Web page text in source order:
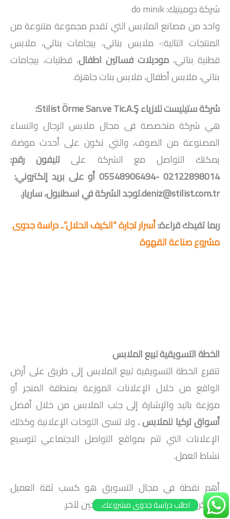
شركة دومينيك: do minik
واحد من مصانع الملابس التي تقدم مجموعة متنوعة من
المنتجات التالية:- ملابس بناتي، بيجامات بناتي، ملابس
قطنية بناتي، موديلات فساتين اطفال، قطنيات، بيجامات
بناتي، ملابس أطفال، ملابس بنات جاهزة.
شركة ستيليست للازياء Stilist Örme San.ve Tic.A.Ş:
هي شركة متخصصة فى مجال ملابس الرجال والنساء
المصنوعة من الصوف، والتي تكون على أحدث موضة.
يمكنك التواصل مع الشركة علىتليفون رقم:
02122898014 -05548906494 أو على بريد إلكتروني:
deniz@stilist.com.tr.توجد الشركة في اسطنبول، ساريار.
ربما تفيدك قراءة:أسرار تجارة “الكيف الحلال”.. دراسة جدوى
مشروع صناعة القهوة
الخطة التسويقية لبيع الملابس
تتفرع الخطة التسويقية لبيع الملابس إلى طريق على أرض
الواقع من خلال الإعلانات الموزعة بمنطقة المتجر أو
موزعة باليد والإشارة إلى جلب الملابس من خلال أفضل
أسواق تركيا للملابس . ولا تنسى اللوحات الإعلانية وكذلك
الإعلانات التي تتم بمواقع التواصل الاجتماعي لتوسيع
نشاط العمل.
أهم نقطة في مجال التسويق هو كسب ثقة العميل
ويمكن عرض بعض التخفيضات من حين لآخر.
اطلب دراسة جدوى مشروعك.